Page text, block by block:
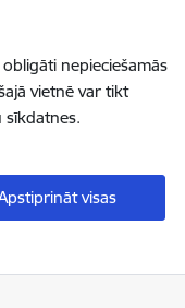
nepieciešamās
vietnē var tikt
sīkdatnes.
visas